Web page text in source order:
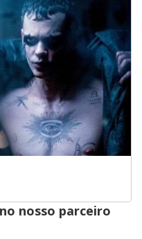
nosso parceiro